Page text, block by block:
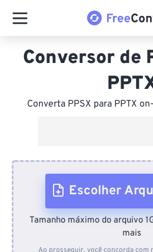
Conversor de
Converta PPSX para PPTX
Escolher
Do dispositivo
Tamanho máximo do arquivo
mais